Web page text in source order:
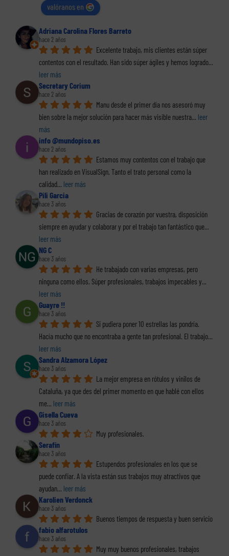
valóranos en
Adriana Carolina Flores Barreto
hace 2 años
Excelente trabajo, mis clientes están súper
contentos con el resultado. Han sido súper ágiles y hemos logrado
leer más
Secretary Corium
hace 2 años
Manu desde el primer día nos asesoró muy
bien sobre la mejor solución para hacer más visible nuestra... leer
más
info @mundopiso.es
hace 2 años
Estamos muy contentos con el trabajo que
han realizado en VisualSign. Tanto el trato personal como la
calidad... leer más
Pili Garcia
hace 3 años
Gracias de corazón por vuestra, disposición
siempre en ayudar y colaborar y por el trabajo tan fantástico que
leer más
NG C
hace 3 años
He trabajado con varias empresas, pero
ninguna como ellos. Súper profesionales, trabajos impecables y
leer más
Guayre !!
hace 3 años
Si pudiera poner 10 estrellas las pondría.
Hacía mucho que no encontraba a gente tan profesional. El trabajo
leer más
Sandra Alzamora López
hace 3 años
La mejor empresa en rótulos y vinilos de
Cataluña, ya que des del primer momento en que hablé con ellos
me... leer más
Gisella Cueva
hace 3 años
Muy profesionales.
Serafín
hace 3 años
Estupendos profesionales en los que se
puede confiar. A la vista están sus trabajos muy atractivos que
ayudan... leer más
Karolien Verdonck
hace 3 años
Buenos tiempos de respuesta y buen servicio
fabio alfarotulos
hace 3 años
Muy muy buenos profesionales, trabajos